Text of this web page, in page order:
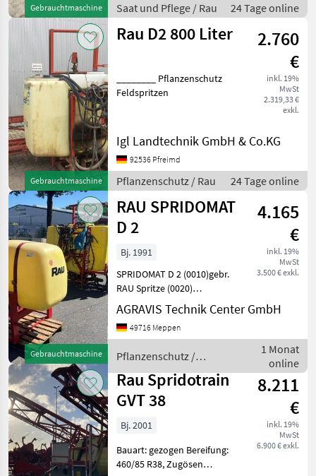
Gebrauchtmaschine Saat und Pflege / Rau 24 Tage online
Gebrauchtmaschine
Rau D2 800 Liter
2.760
€
inkl. 19%
MwSt
2.319,33 €
exkl.
________ Pflanzenschutz
Feldspritzen
Igl Landtechnik GmbH & Co.KG
92536 Pfreimd
Pflanzenschutz / Rau 24 Tage online
Gebrauchtmaschine
RAU SPRIDOMAT
D 2
4.165
€
inkl. 19%
MwSt
3.500 € exkl.
Bj. 1991
SPRIDOMAT D 2 (0010)gebr.
RAU Spritze (0020)
Tankvolumen: 1.000 Ltr.
(0030) Klarwassertank
(0040) Bedienung Elektrisch
Einspülschleuse (0060) K
AGRAVIS Technik Center GmbH
49716 Meppen
Pflanzenschutz /
Rau
1 Monat
online
Rau Spridotrain
GVT 38
8.211
€
inkl. 19%
MwSt
6.900 € exkl.
Bj. 2001
Bauart: gezogen Bereifung:
460/85 R38, Zugösen